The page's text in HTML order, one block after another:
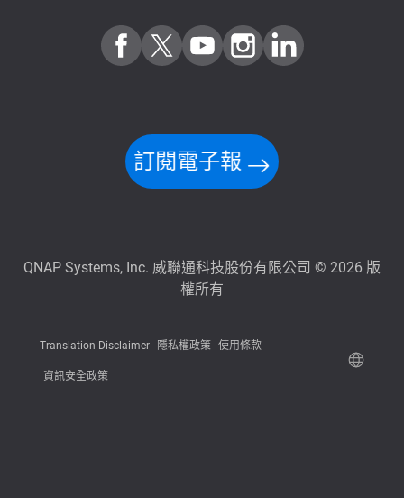
訂閱電子報
QNAP Systems, Inc. 威聯通科技股份有限公司 © 2026 版
權所有
Translation Disclaimer 隱私權政策 使用條款
資訊安全政策